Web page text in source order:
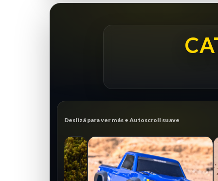
Deslizá para ver más • Autoscroll suave
CRAWLER